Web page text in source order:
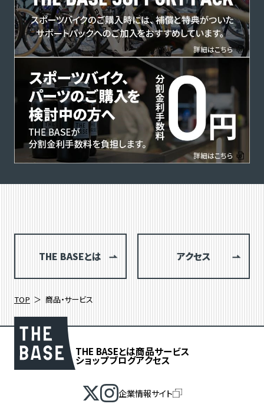
THE BASEとは アクセス
TOP 商品・サービス
THE BASEとは商品サービス
ショップブログアクセス
企業情報サイト